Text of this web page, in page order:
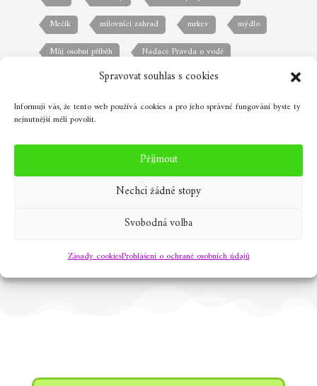
Spravovat souhlas s cookies
Informuji vás, že tento web používá cookies a pro jeho správné fungování byste ty
nejnutnější měli povolit.
Příjmout
Nechci žádné stopy
Svobodná volba
Zásady cookiesProhlášení o ochraně osobních údajů
Mečík
milovníci zahrad mrkev
mýdlo
Můj osobní příběh
Nadace Pravda o vodě
okrasná zahrada
osevní plán
ovocná zahrada
papriky
plánování prací rajčata
sazenice
voda je život
zeleninová zahrada
zelený swab